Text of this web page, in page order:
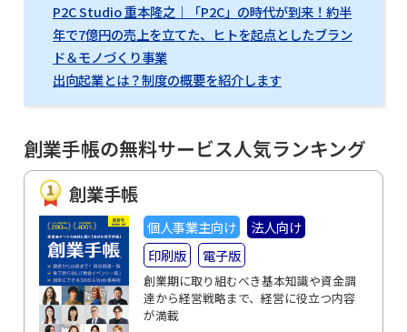
P2C Studio 重本隆之｜「P2C」の時代が到来！約半
年で7億円の売上を立てた、ヒトを起点としたブラン
ド＆モノづくり事業
出向起業とは？制度の概要を紹介します
創業手帳の無料サービス人気ランキング
創業手帳
個人事業主向け
法人向け
印刷版
電子版
創業期に取り組むべき基本知識や資金調
達から経営戦略まで、経営に役立つ内容
が満載